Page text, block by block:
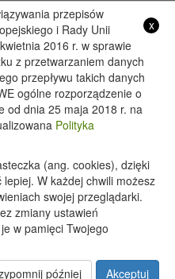
Lubelskiego w Lublinie
Gminy Wyryki
x
przepisów
i Rady Unii
2016 r. w sprawie
z przetwarzaniem danych
przepływu takich danych
ogólne rozporządzenie o
od dnia 25 maja 2018 r. na
Polityka
(ang. cookies), dzięki
W każdej chwili możesz
swojej przeglądarki.
zmiany ustawień
w pamięci Twojego
Akceptuj
później